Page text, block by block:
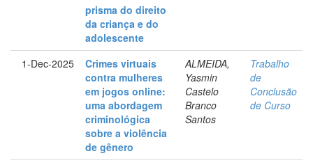
prisma do direito
da criança e do
adolescente
1-Dec-2025
Crimes virtuais
contra mulheres
em jogos online:
uma abordagem
criminológica
sobre a violência
de gênero
ALMEIDA,
Yasmin
Castelo
Branco
Santos
Trabalho
de
Conclusão
de Curso